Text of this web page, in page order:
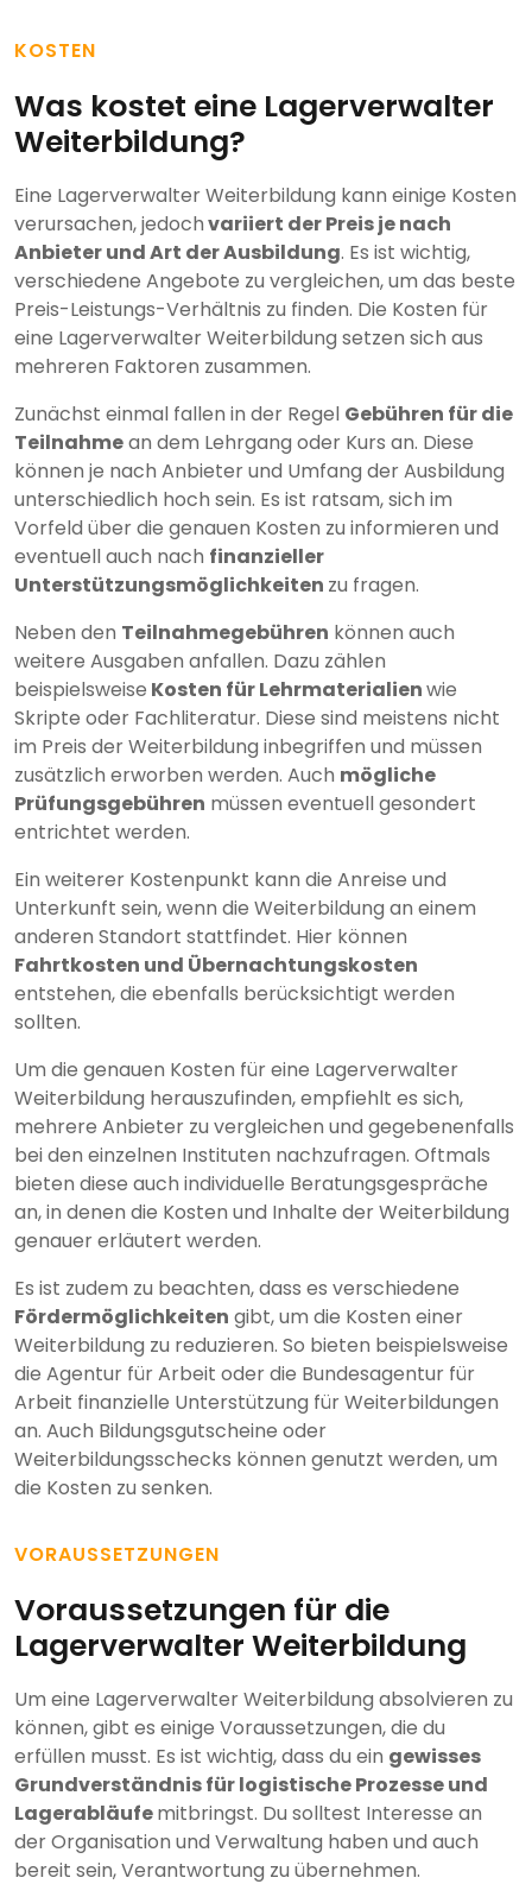
KOSTEN
Was kostet eine Lagerverwalter
Weiterbildung?
Eine Lagerverwalter Weiterbildung kann einige Kosten
verursachen, jedochvariiert der Preis je nach
Anbieter und Art der Ausbildung. Es ist wichtig,
verschiedene Angebote zu vergleichen, um das beste
Preis-Leistungs-Verhältnis zu finden. Die Kosten für
eine Lagerverwalter Weiterbildung setzen sich aus
mehreren Faktoren zusammen.
Zunächst einmal fallen in der Regel Gebühren für die
Teilnahmean dem Lehrgang oder Kurs an. Diese
können je nach Anbieter und Umfang der Ausbildung
unterschiedlich hoch sein. Es ist ratsam, sich im
Vorfeld über die genauen Kosten zu informieren und
eventuell auch nach finanzieller
Unterstützungsmöglichkeiten zu fragen.
Neben den Teilnahmegebühren können auch
weitere Ausgaben anfallen. Dazu zählen
beispielsweise Kosten für Lehrmaterialienwie
Skripte oder Fachliteratur. Diese sind meistens nicht
im Preis der Weiterbildung inbegriffen und müssen
zusätzlich erworben werden. Auch mögliche
Prüfungsgebühren müssen eventuell gesondert
entrichtet werden.
Ein weiterer Kostenpunkt kann die Anreise und
Unterkunft sein, wenn die Weiterbildung an einem
anderen Standort stattfindet. Hier können
Fahrtkosten und Übernachtungskosten
entstehen, die ebenfalls berücksichtigt werden
sollten.
Um die genauen Kosten für eine Lagerverwalter
Weiterbildung herauszufinden, empfiehlt es sich,
mehrere Anbieter zu vergleichen und gegebenenfalls
bei den einzelnen Instituten nachzufragen. Oftmals
bieten diese auch individuelle Beratungsgespräche
an, in denen die Kosten und Inhalte der Weiterbildung
genauer erläutert werden.
Es ist zudem zu beachten, dass es verschiedene
Fördermöglichkeiten gibt, um die Kosten einer
Weiterbildung zu reduzieren. So bieten beispielsweise
die Agentur für Arbeit oder die Bundesagentur für
Arbeit finanzielle Unterstützung für Weiterbildungen
an. Auch Bildungsgutscheine oder
Weiterbildungsschecks können genutzt werden, um
die Kosten zu senken.
VORAUSSETZUNGEN
Voraussetzungen für die
Lagerverwalter Weiterbildung
Um eine Lagerverwalter Weiterbildung absolvieren zu
können, gibt es einige Voraussetzungen, die du
erfüllen musst. Es ist wichtig, dass du ein gewisses
Grundverständnis für logistische Prozesse und
Lagerabläufemitbringst. Du solltest Interesse an
der Organisation und Verwaltung haben und auch
bereit sein, Verantwortung zu übernehmen.